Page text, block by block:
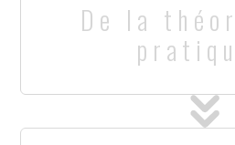
De la